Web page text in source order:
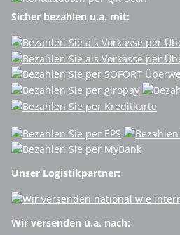
Sicher bezahlen u.a. mit:
Unser Logistikpartner:
Wir versenden u.a. nach: